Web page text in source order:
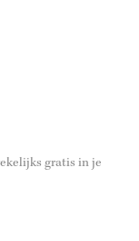
gratis in je